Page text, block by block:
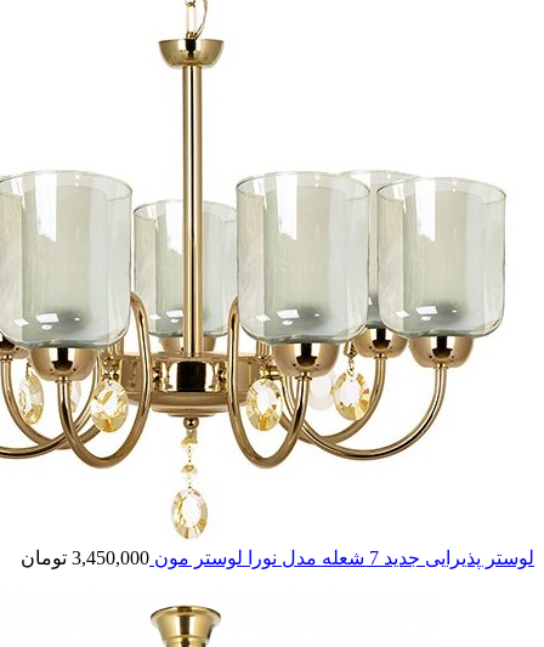
لوستر پذیرایی جدید 7 شعله مدل نورا لوستر مون 3,450,000 تومان